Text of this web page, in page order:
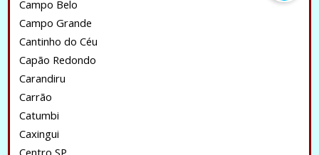
Campo Belo
Campo Grande
Cantinho do Céu
Capão Redondo
Carandiru
Carrão
Catumbi
Caxingui
Centro SP